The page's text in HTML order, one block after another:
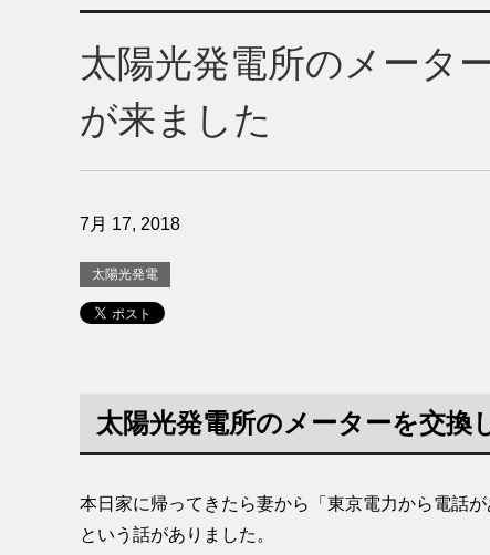
太陽光発電所のメータ
が来ました
7月 17, 2018
太陽光発電
太陽光発電所のメーターを交換
本日家に帰ってきたら妻から「東京電力から電話
という話がありました。